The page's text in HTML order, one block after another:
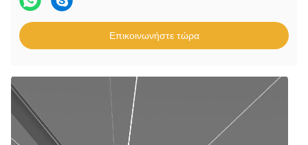
Επικοινωνήστε τώρα